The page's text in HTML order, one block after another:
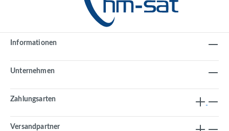
Informationen
Unternehmen
Zahlungsarten
Versandpartner